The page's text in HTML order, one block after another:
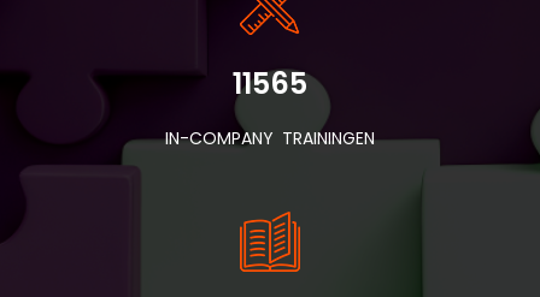
11565
IN-COMPANY TRAININGEN